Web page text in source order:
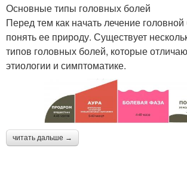
Основные типы головных болей
Перед тем как начать лечение
понять ее природу. Существует
типов головных болей, которые
этиологии и симптоматике.
читать дальше →